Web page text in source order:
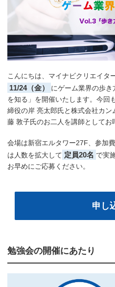
こんにちは、マイナビクリエイタ
11/24（金）
にゲーム業界の歩
を知る」を開催いたします。今回
締役の岸 亮太郎氏と株式会社カ
藤 敦子氏のお二人を講師としてお
会場は新宿エルタワー27F、参加
は人数を拡大して 定員20名 で実
お早めにご応募ください。
申し
勉強会の開催にあたり